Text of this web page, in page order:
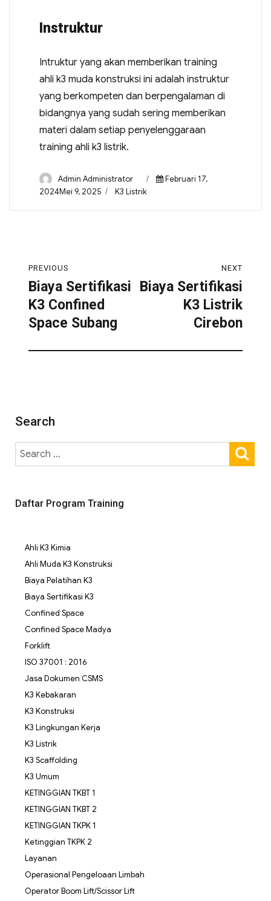
Instruktur
Intruktur yang akan memberikan training
ahli k3 muda konstruksi ini adalah instruktur
yang berkompeten dan berpengalaman di
bidangnya yang sudah sering memberikan
materi dalam setiap penyelenggaraan
training ahli k3 listrik.
Admin Administrator
Februari 17,
2024Mei 9, 2025
K3 Listrik
PREVIOUS
Biaya Sertifikasi
K3 Confined
Space Subang
NEXT
Biaya Sertifikasi
K3 Listrik
Cirebon
Search
Daftar Program Training
Ahli K3 Kimia
Ahli Muda K3 Konstruksi
Biaya Pelatihan K3
Biaya Sertifikasi K3
Confined Space
Confined Space Madya
Forklift
ISO 37001 : 2016
Jasa Dokumen CSMS
K3 Kebakaran
K3 Konstruksi
K3 Lingkungan Kerja
K3 Listrik
K3 Scaffolding
K3 Umum
KETINGGIAN TKBT 1
KETINGGIAN TKBT 2
KETINGGIAN TKPK 1
Ketinggian TKPK 2
Layanan
Operasional Pengeloaan Limbah
Operator Boom Lift/Scissor Lift